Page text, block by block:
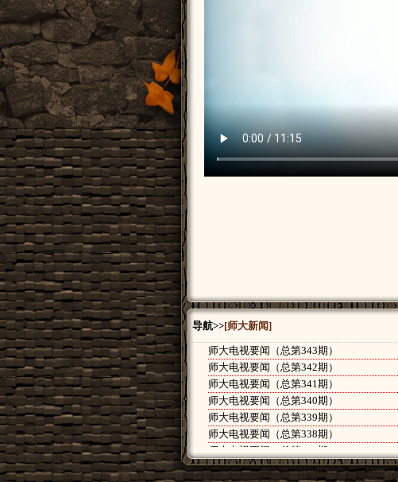
导航>>[师大新闻]
师大电视要闻（总第343期）
师大电视要闻（总第342期）
师大电视要闻（总第341期）
师大电视要闻（总第340期）
师大电视要闻（总第339期）
师大电视要闻（总第338期）
师大电视要闻（总第337期）
师大电视要闻（总第336期）